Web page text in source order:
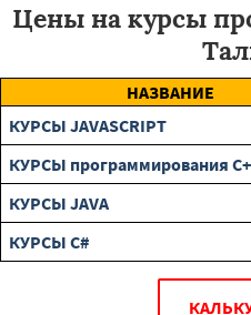
Цены на курсы
НАЗВАНИЕ
КУРСЫ JAVASCRIPT
КУРСЫ программирования
КУРСЫ JAVA
КУРСЫ C#